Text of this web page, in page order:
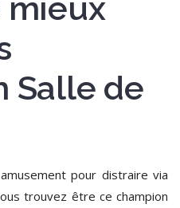
mieux
Salle de
pour distraire via
trouvez être ce champion